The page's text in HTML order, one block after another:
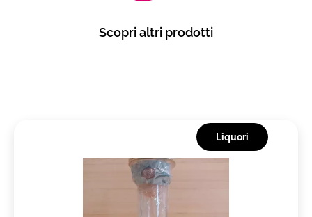
Scopri altri prodotti
Liquori